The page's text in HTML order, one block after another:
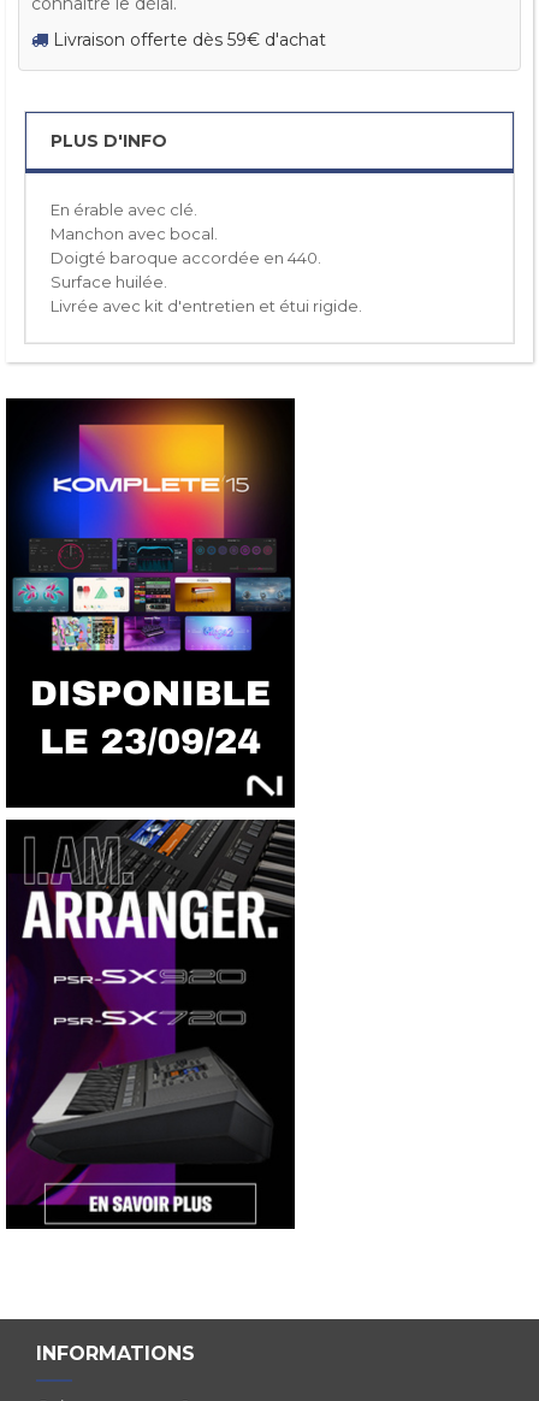
Livraison offerte dès 59€ d'achat
PLUS D'INFO
En érable avec clé.
Manchon avec bocal.
Doigté baroque accordée en 440.
Surface huilée.
Livrée avec kit d'entretien et étui rigide.
INFORMATIONS